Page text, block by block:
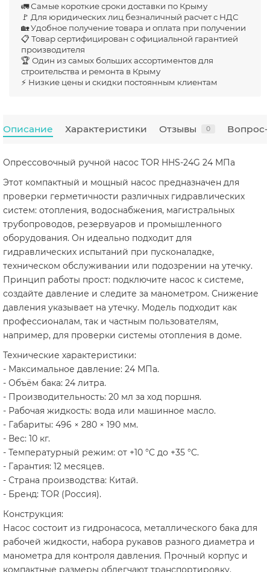
🚛 Самые короткие сроки доставки по Крыму
🚩 Для юридических лиц безналичный расчет с НДС
🏡 Удобное получение товара и оплата при получении
📋 Товар сертифицирован с официальной гарантией
производителя
🏆 Один из самых больших ассортиментов для
строительства и ремонта в Крыму
⚡ Низкие цены и скидки постоянным клиентам
Описание Характеристики Отзывы 0 Вопрос-
Опрессовочный ручной насос TOR HHS-24G 24 МПа
Этот компактный и мощный насос предназначен для
проверки герметичности различных гидравлических
систем: отопления, водоснабжения, магистральных
трубопроводов, резервуаров и промышленного
оборудования. Он идеально подходит для
гидравлических испытаний при пусконаладке,
техническом обслуживании или подозрении на утечку.
Принцип работы прост: подключите насос к системе,
создайте давление и следите за манометром. Снижение
давления указывает на утечку. Модель подходит как
профессионалам, так и частным пользователям,
например, для проверки системы отопления в доме.
Технические характеристики:
- Максимальное давление: 24 МПа.
- Объём бака: 24 литра.
- Производительность: 20 мл за ход поршня.
- Рабочая жидкость: вода или машинное масло.
- Габариты: 496 × 280 × 190 мм.
- Вес: 10 кг.
- Температурный режим: от +10 °C до +35 °C.
- Гарантия: 12 месяцев.
- Страна производства: Китай.
- Бренд: TOR (Россия).
Конструкция:
Насос состоит из гидронасоса, металлического бака для
рабочей жидкости, набора рукавов разного диаметра и
манометра для контроля давления. Прочный корпус и
компактные размеры облегчают транспортировку.